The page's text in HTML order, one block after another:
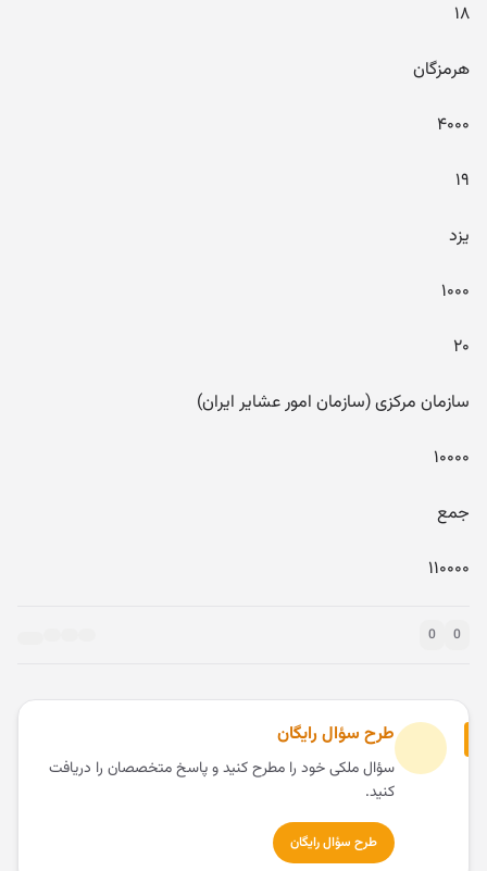
۱۸
هرمزگان
۴۰۰۰
۱۹
یزد
۱۰۰۰
۲۰
سازمان مرکزی (سازمان امور عشایر ایران)
۱۰۰۰۰
جمع
۱۱۰۰۰۰
0
0
طرح سؤال رایگان
سؤال ملکی خود را مطرح کنید و پاسخ متخصصان را دریافت
کنید.
طرح سؤال رایگان